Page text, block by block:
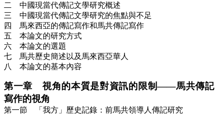
二 中國現當代傳記文學研究概述
三 中國現當代傳記文學研究的焦點與不足
四 馬來西亞的傳記寫作和馬共傳記寫作
五 本論文的研究方式
六 本論文的選題
七 馬共歷史簡述以及馬來西亞華人
八 本論文的基本內容
第一章 視角的本質是對資訊的限制——馬共傳記
寫作的視角
第一節 「我方」歷史記錄：前馬共領導人傳記研究